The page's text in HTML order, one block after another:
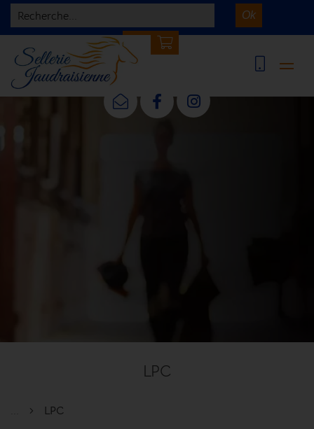
Recherche... Ok
LPC
LPC